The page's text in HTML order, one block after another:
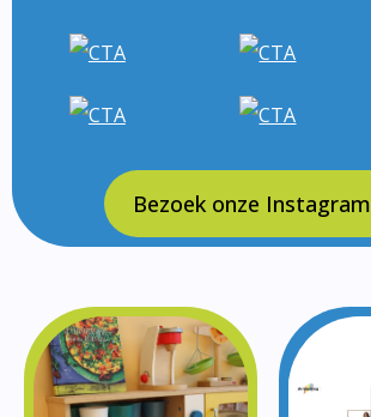
Bezoek onze Instagram